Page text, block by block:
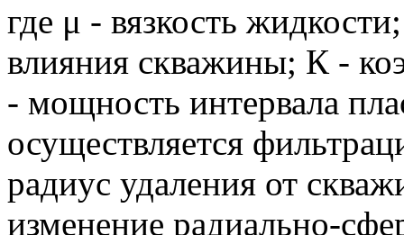
где μ - вязкость
влияния скважины; К -
- мощность интервала
осуществляется
радиус удаления от
изменение радиально-